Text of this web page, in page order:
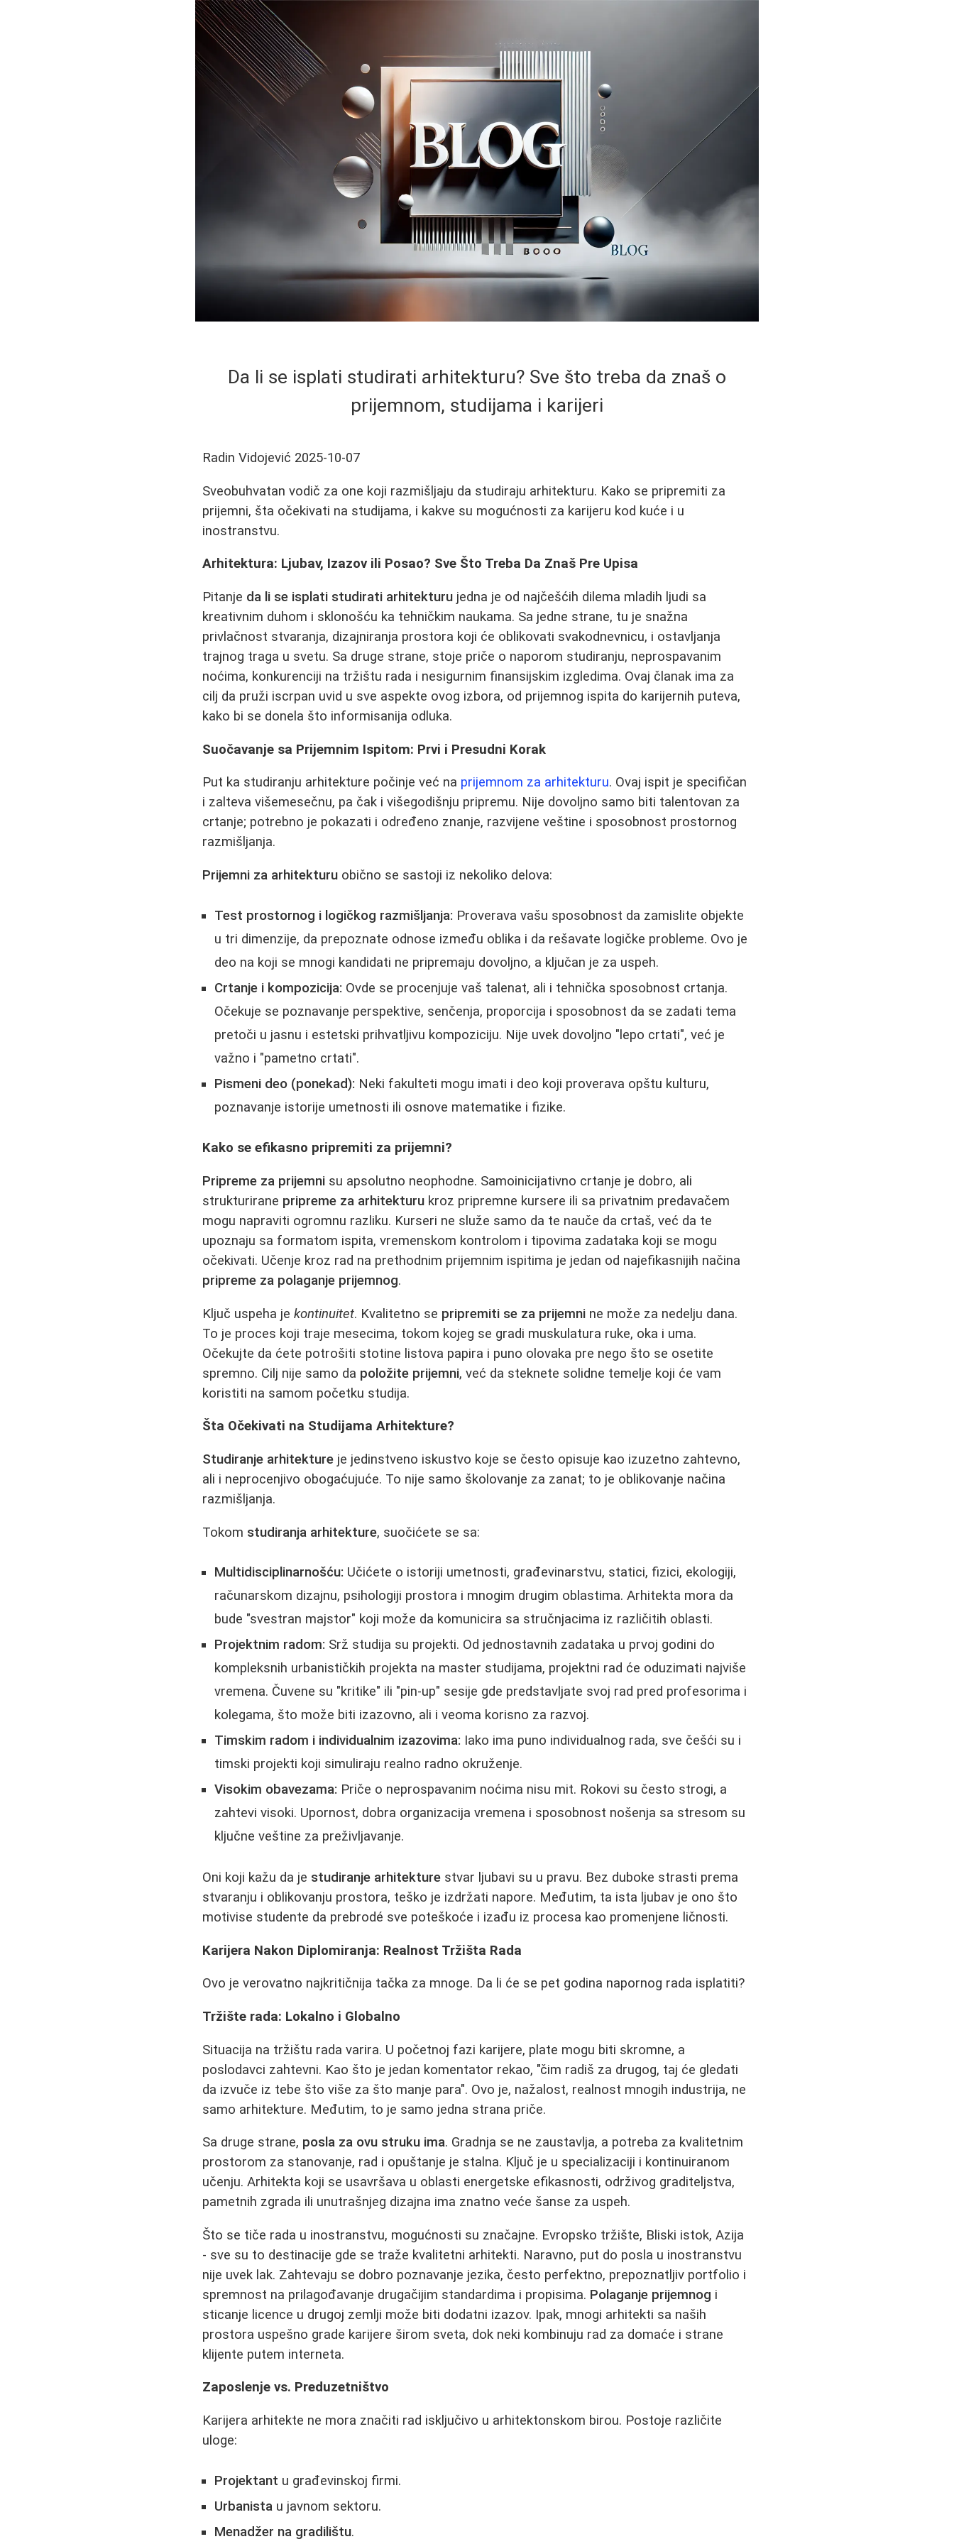
Da li se isplati studirati arhitekturu? Sve što treba da znaš o
prijemnom, studijama i karijeri
Radin Vidojević 2025-10-07
Sveobuhvatan vodič za one koji razmišljaju da studiraju arhitekturu. Kako se pripremiti za
prijemni, šta očekivati na studijama, i kakve su mogućnosti za karijeru kod kuće i u
inostranstvu.
Arhitektura: Ljubav, Izazov ili Posao? Sve Što Treba Da Znaš Pre Upisa
Pitanje da li se isplati studirati arhitekturu jedna je od najčešćih dilema mladih ljudi sa
kreativnim duhom i sklonošću ka tehničkim naukama. Sa jedne strane, tu je snažna
privlačnost stvaranja, dizajniranja prostora koji će oblikovati svakodnevnicu, i ostavljanja
trajnog traga u svetu. Sa druge strane, stoje priče o naporom studiranju, neprospavanim
noćima, konkurenciji na tržištu rada i nesigurnim finansijskim izgledima. Ovaj članak ima za
cilj da pruži iscrpan uvid u sve aspekte ovog izbora, od prijemnog ispita do karijernih puteva,
kako bi se donela što informisanija odluka.
Suočavanje sa Prijemnim Ispitom: Prvi i Presudni Korak
Put ka studiranju arhitekture počinje već na prijemnom za arhitekturu. Ovaj ispit je specifičan
i zalteva višemesečnu, pa čak i višegodišnju pripremu. Nije dovoljno samo biti talentovan za
crtanje; potrebno je pokazati i određeno znanje, razvijene veštine i sposobnost prostornog
razmišljanja.
Prijemni za arhitekturu obično se sastoji iz nekoliko delova:
Test prostornog i logičkog razmišljanja: Proverava vašu sposobnost da zamislite objekte
u tri dimenzije, da prepoznate odnose između oblika i da rešavate logičke probleme. Ovo je
deo na koji se mnogi kandidati ne pripremaju dovoljno, a ključan je za uspeh.
Crtanje i kompozicija: Ovde se procenjuje vaš talenat, ali i tehnička sposobnost crtanja.
Očekuje se poznavanje perspektive, senčenja, proporcija i sposobnost da se zadati tema
pretoči u jasnu i estetski prihvatljivu kompoziciju. Nije uvek dovoljno "lepo crtati", već je
važno i "pametno crtati".
Pismeni deo (ponekad): Neki fakulteti mogu imati i deo koji proverava opštu kulturu,
poznavanje istorije umetnosti ili osnove matematike i fizike.
Kako se efikasno pripremiti za prijemni?
Pripreme za prijemni su apsolutno neophodne. Samoinicijativno crtanje je dobro, ali
strukturirane pripreme za arhitekturu kroz pripremne kursere ili sa privatnim predavačem
mogu napraviti ogromnu razliku. Kurseri ne služe samo da te nauče da crtaš, već da te
upoznaju sa formatom ispita, vremenskom kontrolom i tipovima zadataka koji se mogu
očekivati. Učenje kroz rad na prethodnim prijemnim ispitima je jedan od najefikasnijih načina
pripreme za polaganje prijemnog.
Ključ uspeha jekontinuitet. Kvalitetno se pripremiti se za prijemni ne može za nedelju dana.
To je proces koji traje mesecima, tokom kojeg se gradi muskulatura ruke, oka i uma.
Očekujte da ćete potrošiti stotine listova papira i puno olovaka pre nego što se osetite
spremno. Cilj nije samo da položite prijemni, već da steknete solidne temelje koji će vam
koristiti na samom početku studija.
Šta Očekivati na Studijama Arhitekture?
Studiranje arhitekture je jedinstveno iskustvo koje se često opisuje kao izuzetno zahtevno,
ali i neprocenjivo obogaćujuće. To nije samo školovanje za zanat; to je oblikovanje načina
razmišljanja.
Tokom studiranja arhitekture, suočićete se sa:
Multidisciplinarnošću: Učićete o istoriji umetnosti, građevinarstvu, statici, fizici, ekologiji,
računarskom dizajnu, psihologiji prostora i mnogim drugim oblastima. Arhitekta mora da
bude "svestran majstor" koji može da komunicira sa stručnjacima iz različitih oblasti.
Projektnim radom: Srž studija su projekti. Od jednostavnih zadataka u prvoj godini do
kompleksnih urbanističkih projekta na master studijama, projektni rad će oduzimati najviše
vremena. Čuvene su "kritike" ili "pin-up" sesije gde predstavljate svoj rad pred profesorima i
kolegama, što može biti izazovno, ali i veoma korisno za razvoj.
Timskim radom i individualnim izazovima: Iako ima puno individualnog rada, sve češći su i
timski projekti koji simuliraju realno radno okruženje.
Visokim obavezama: Priče o neprospavanim noćima nisu mit. Rokovi su često strogi, a
zahtevi visoki. Upornost, dobra organizacija vremena i sposobnost nošenja sa stresom su
ključne veštine za preživljavanje.
Oni koji kažu da je studiranje arhitekture stvar ljubavi su u pravu. Bez duboke strasti prema
stvaranju i oblikovanju prostora, teško je izdržati napore. Međutim, ta ista ljubav je ono što
motivise studente da prebrodé sve poteškoće i izađu iz procesa kao promenjene ličnosti.
Karijera Nakon Diplomiranja: Realnost Tržišta Rada
Ovo je verovatno najkritičnija tačka za mnoge. Da li će se pet godina napornog rada isplatiti?
Tržište rada: Lokalno i Globalno
Situacija na tržištu rada varira. U početnoj fazi karijere, plate mogu biti skromne, a
poslodavci zahtevni. Kao što je jedan komentator rekao, "čim radiš za drugog, taj će gledati
da izvuče iz tebe što više za što manje para". Ovo je, nažalost, realnost mnogih industrijа, ne
samo arhitekture. Međutim, to je samo jedna strana priče.
Sa druge strane, posla za ovu struku ima. Gradnja se ne zaustavlja, a potreba za kvalitetnim
prostorom za stanovanje, rad i opuštanje je stalna. Ključ je u specializaciji i kontinuiranom
učenju. Arhitekta koji se usavršava u oblasti energetske efikasnosti, održivog graditeljstva,
pametnih zgrada ili unutrašnjeg dizajna ima znatno veće šanse za uspeh.
Što se tiče rada u inostranstvu, mogućnosti su značajne. Evropsko tržište, Bliski istok, Azija
- sve su to destinacije gde se traže kvalitetni arhitekti. Naravno, put do posla u inostranstvu
nije uvek lak. Zahtevaju se dobro poznavanje jezika, često perfektno, prepoznatljiv portfolio i
spremnost na prilagođavanje drugačijim standardima i propisima. Polaganje prijemnog i
sticanje licence u drugoj zemlji može biti dodatni izazov. Ipak, mnogi arhitekti sa naših
prostora uspešno grade karijere širom sveta, dok neki kombinuju rad za domaće i strane
klijente putem interneta.
Zaposlenje vs. Preduzetništvo
Karijera arhitekte ne mora značiti rad isključivo u arhitektonskom birou. Postoje različite
uloge:
Projektant u građevinskoj firmi.
Urbanista u javnom sektoru.
Menadžer na gradilištu.